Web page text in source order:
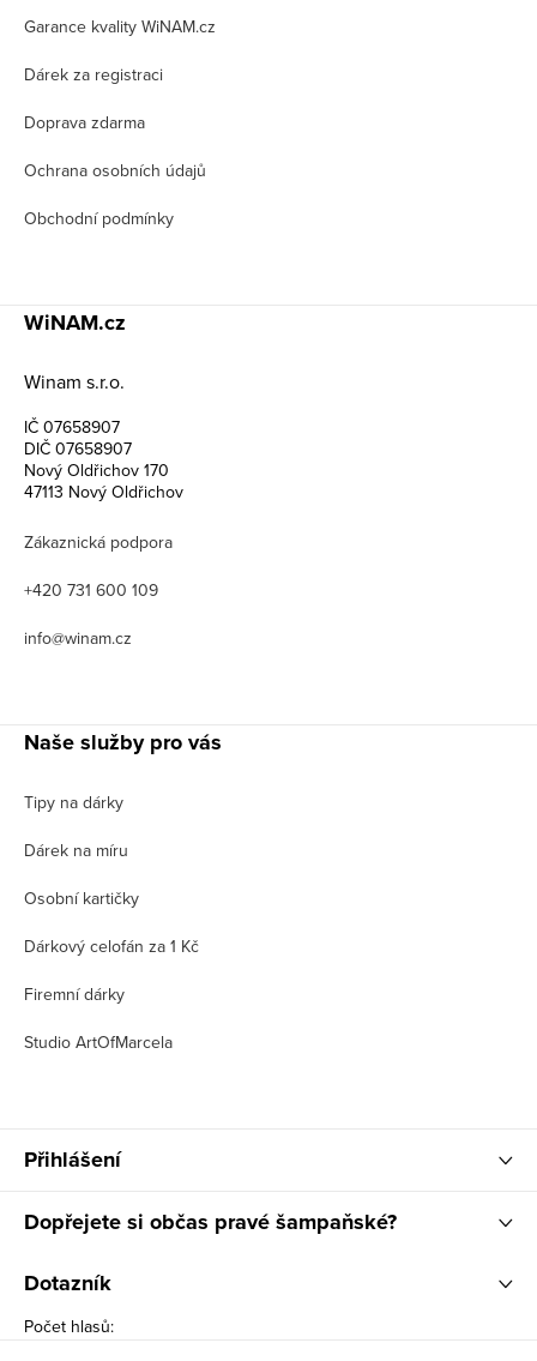
Garance kvality WiNAM.cz
Dárek za registraci
Doprava zdarma
Ochrana osobních údajů
Obchodní podmínky
WiNAM.cz
Winam s.r.o.
IČ 07658907
DIČ 07658907
Nový Oldřichov 170
47113 Nový Oldřichov
Zákaznická podpora
+420 731 600 109
info@winam.cz
Naše služby pro vás
Tipy na dárky
Dárek na míru
Osobní kartičky
Dárkový celofán za 1 Kč
Firemní dárky
Studio ArtOfMarcela
Přihlášení
Dopřejete si občas pravé šampaňské?
Dotazník
Počet hlasů: